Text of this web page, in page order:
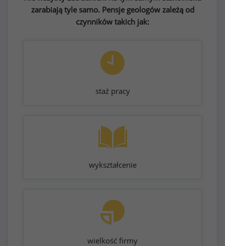
zarabiają tyle samo. Pensje geologów zależą od
czynników takich jak:
staż pracy
wykształcenie
wielkość firmy